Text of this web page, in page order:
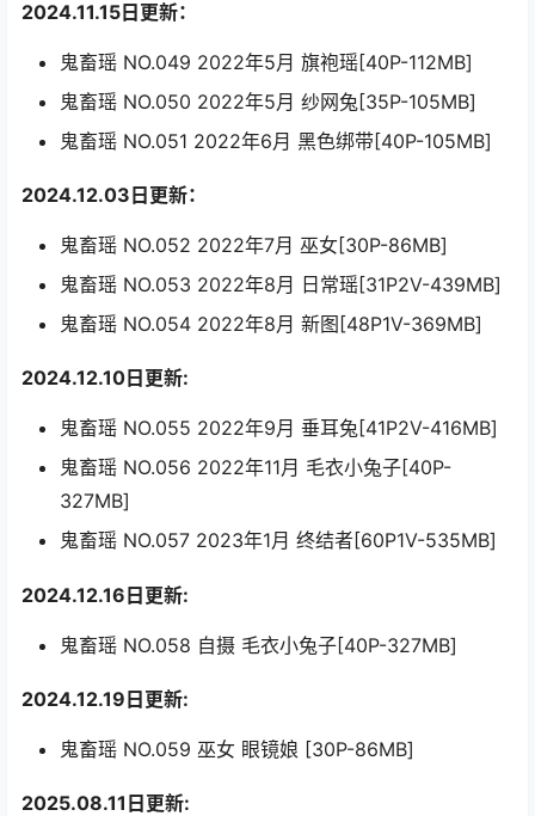
2024.11.15日更新：
鬼畜瑶 NO.049 2022年5月 旗袍瑶[40P-112MB]
鬼畜瑶 NO.050 2022年5月 纱网兔[35P-105MB]
鬼畜瑶 NO.051 2022年6月 黑色绑带[40P-105MB]
2024.12.03日更新：
鬼畜瑶 NO.052 2022年7月 巫女[30P-86MB]
鬼畜瑶 NO.053 2022年8月 日常瑶[31P2V-439MB]
鬼畜瑶 NO.054 2022年8月 新图[48P1V-369MB]
2024.12.10日更新:
鬼畜瑶 NO.055 2022年9月 垂耳兔[41P2V-416MB]
鬼畜瑶 NO.056 2022年11月 毛衣小兔子[40P-
327MB]
鬼畜瑶 NO.057 2023年1月 终结者[60P1V-535MB]
2024.12.16日更新:
鬼畜瑶 NO.058 自摄 毛衣小兔子[40P-327MB]
2024.12.19日更新:
鬼畜瑶 NO.059 巫女 眼镜娘 [30P-86MB]
2025.08.11日更新: